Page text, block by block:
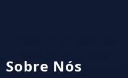
Sobre Nós